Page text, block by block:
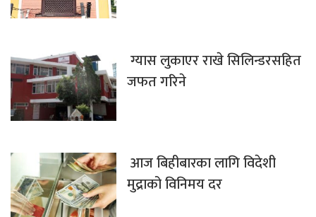
ग्यास लुकाएर राखे सिलिन्डरसहित
जफत गरिने
आज बिहीबारका लागि विदेशी
मुद्राको विनिमय दर